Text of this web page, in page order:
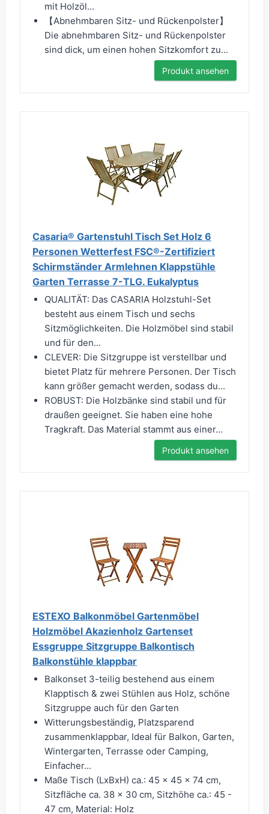
mit Holzöl...
【Abnehmbaren Sitz- und Rückenpolster】
Die abnehmbaren Sitz- und Rückenpolster
sind dick, um einen hohen Sitzkomfort zu...
Produkt ansehen
Casaria® Gartenstuhl Tisch Set Holz 6
Personen Wetterfest FSC®-Zertifiziert
Schirmständer Armlehnen Klappstühle
Garten Terrasse 7-TLG. Eukalyptus
QUALITÄT: Das CASARIA Holzstuhl-Set
besteht aus einem Tisch und sechs
Sitzmöglichkeiten. Die Holzmöbel sind stabil
und für den...
CLEVER: Die Sitzgruppe ist verstellbar und
bietet Platz für mehrere Personen. Der Tisch
kann größer gemacht werden, sodass du...
ROBUST: Die Holzbänke sind stabil und für
draußen geeignet. Sie haben eine hohe
Tragkraft. Das Material stammt aus einer...
Produkt ansehen
ESTEXO Balkonmöbel Gartenmöbel
Holzmöbel Akazienholz Gartenset
Essgruppe Sitzgruppe Balkontisch
Balkonstühle klappbar
Balkonset 3-teilig bestehend aus einem
Klapptisch & zwei Stühlen aus Holz, schöne
Sitzgruppe auch für den Garten
Witterungsbeständig, Platzsparend
zusammenklappbar, Ideal für Balkon, Garten,
Wintergarten, Terrasse oder Camping,
Einfacher...
Maße Tisch (LxBxH) ca.: 45 x 45 x 74 cm,
Sitzfläche ca. 38 x 30 cm, Sitzhöhe ca.: 45 -
47 cm, Material: Holz